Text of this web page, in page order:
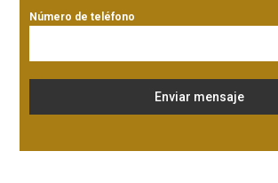
Número de teléfono
Enviar mensaje